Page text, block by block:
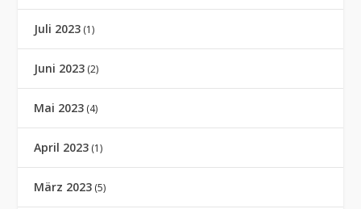
Juli 2023 (1)
Juni 2023 (2)
Mai 2023 (4)
April 2023 (1)
März 2023 (5)